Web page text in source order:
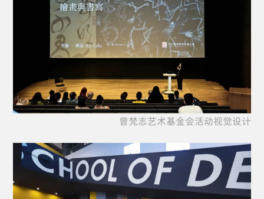
曾梵志艺术基金会活动视觉设计